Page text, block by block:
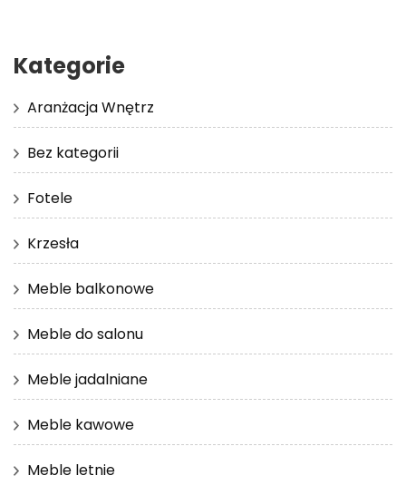
Kategorie
Aranżacja Wnętrz
Bez kategorii
Fotele
Krzesła
Meble balkonowe
Meble do salonu
Meble jadalniane
Meble kawowe
Meble letnie